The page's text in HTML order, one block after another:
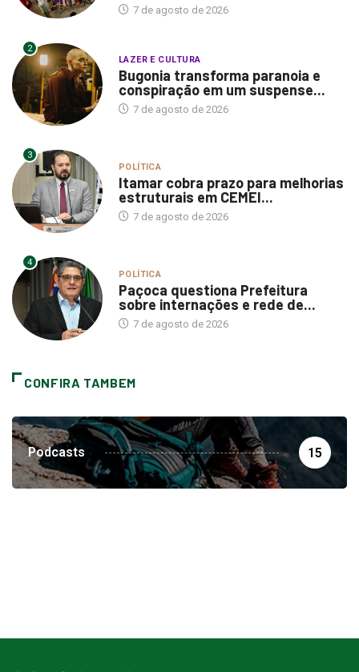
7 de agosto de 2026
2
LAZER E CULTURA
Bugonia transforma paranoia e
conspiração em um suspense...
7 de agosto de 2026
3
POLÍTICA
Itamar cobra prazo para melhorias
estruturais em CEMEI...
7 de agosto de 2026
4
POLÍTICA
Paçoca questiona Prefeitura
sobre internações e rede de...
7 de agosto de 2026
CONFIRA TAMBEM
Podcasts 15